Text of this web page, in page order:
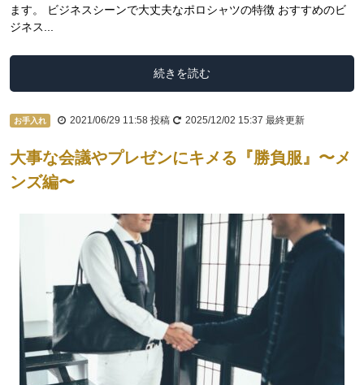
ます。 ビジネスシーンで大丈夫なポロシャツの特徴 おすすめのビ
ジネス...
続きを読む
お手入れ 2021/06/29 11:58 投稿 2025/12/02 15:37 最終更新
大事な会議やプレゼンにキメる『勝負服』〜メ
ンズ編〜